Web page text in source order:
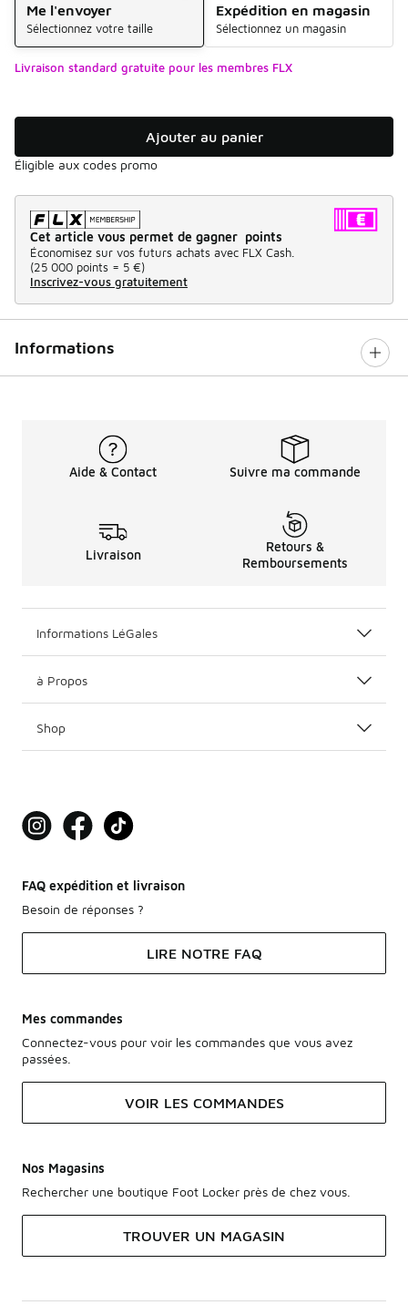
Me l'envoyer
Sélectionnez votre taille
Expédition en magasin
Sélectionnez un magasin
Livraison standard gratuite pour les membres FLX
Ajouter au panier
Éligible aux codes promo
Cet article vous permet de gagner points
Économisez sur vos futurs achats avec FLX Cash.
(25 000 points = 5 €)
Inscrivez-vous gratuitement
Informations
Aide & Contact Suivre ma commande
Livraison
Retours &
Remboursements
Informations LéGales
à Propos
Shop
FAQ expédition et livraison
Besoin de réponses ?
LIRE NOTRE FAQ
Mes commandes
Connectez-vous pour voir les commandes que vous avez
passées.
VOIR LES COMMANDES
Nos Magasins
Rechercher une boutique Foot Locker près de chez vous.
TROUVER UN MAGASIN